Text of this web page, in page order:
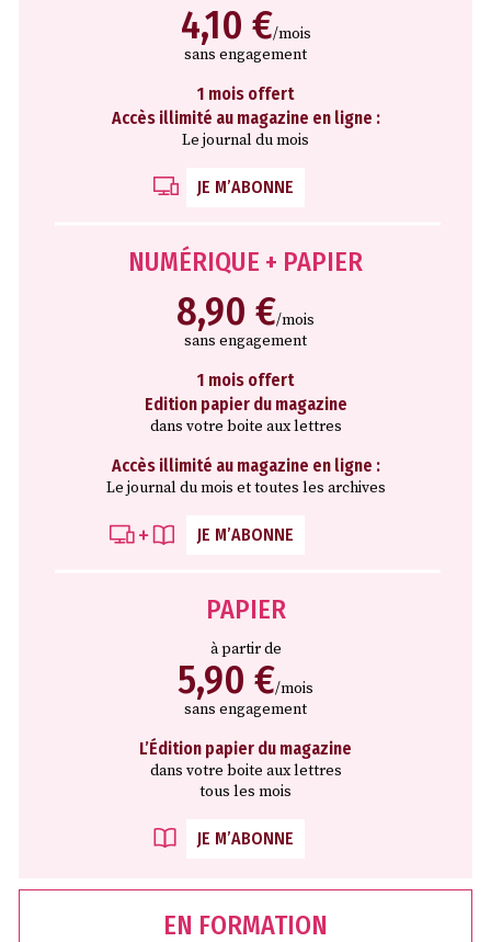
4,10 €/mois
sans engagement
1 mois offert
Accès illimité au magazine en ligne :
Le journal du mois
JE M’ABONNE
NUMÉRIQUE + PAPIER
8,90 €/mois
sans engagement
1 mois offert
Edition papier du magazine
dans votre boite aux lettres
Accès illimité au magazine en ligne :
Le journal du mois et toutes les archives
JE M’ABONNE
PAPIER
à partir de
5,90 €/mois
sans engagement
L’Édition papier du magazine
dans votre boite aux lettres
tous les mois
JE M’ABONNE
EN FORMATION